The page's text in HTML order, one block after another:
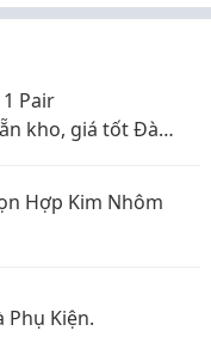
Pair
kho, giá tốt Đà
Hợp Kim Nhôm
Phụ Kiện.